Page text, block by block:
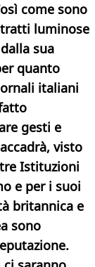
come sono
luminose
sua
quanto
italiani
gesti e
visto
Istituzioni
e per i suoi
britannica e
sono